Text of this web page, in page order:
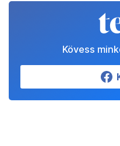
Kövess